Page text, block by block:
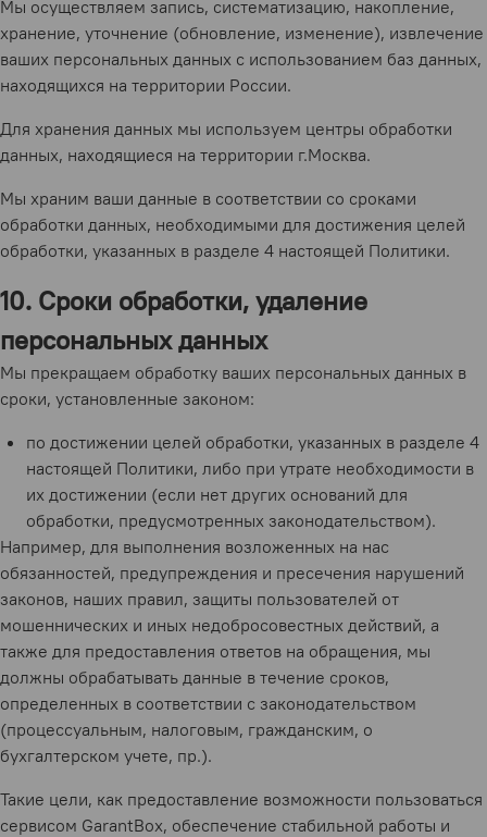
Мы осуществляем запись, систематизацию, накопление,
хранение, уточнение (обновление, изменение), извлечение
ваших персональных данных с использованием баз данных,
находящихся на территории России.
Для хранения данных мы используем центры обработки
данных, находящиеся на территории г.Москва.
Мы храним ваши данные в соответствии со сроками
обработки данных, необходимыми для достижения целей
обработки, указанных в разделе 4 настоящей Политики.
10. Сроки обработки, удаление
персональных данных
Мы прекращаем обработку ваших персональных данных в
сроки, установленные законом:
по достижении целей обработки, указанных в разделе 4
настоящей Политики, либо при утрате необходимости в
их достижении (если нет других оснований для
обработки, предусмотренных законодательством).
Например, для выполнения возложенных на нас
обязанностей, предупреждения и пресечения нарушений
законов, наших правил, защиты пользователей от
мошеннических и иных недобросовестных действий, а
также для предоставления ответов на обращения, мы
должны обрабатывать данные в течение сроков,
определенных в соответствии с законодательством
(процессуальным, налоговым, гражданским, о
бухгалтерском учете, пр.).
Такие цели, как предоставление возможности пользоваться
сервисом GarantBox, обеспечение стабильной работы и